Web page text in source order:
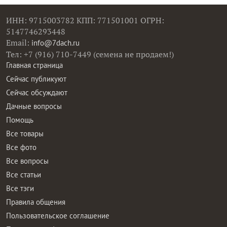
ИНН: 9715003782 КПП: 771501001 ОГРН:
5147746293448
Email: info@7dach.ru
Тел: +7 (916) 710-7449 (семена не продаем!)
Главная страница
Сейчас публикуют
Сейчас обсуждают
Дачные вопросы
Помощь
Все товары
Все фото
Все вопросы
Все статьи
Все тэги
Правила общения
Пользовательское соглашение